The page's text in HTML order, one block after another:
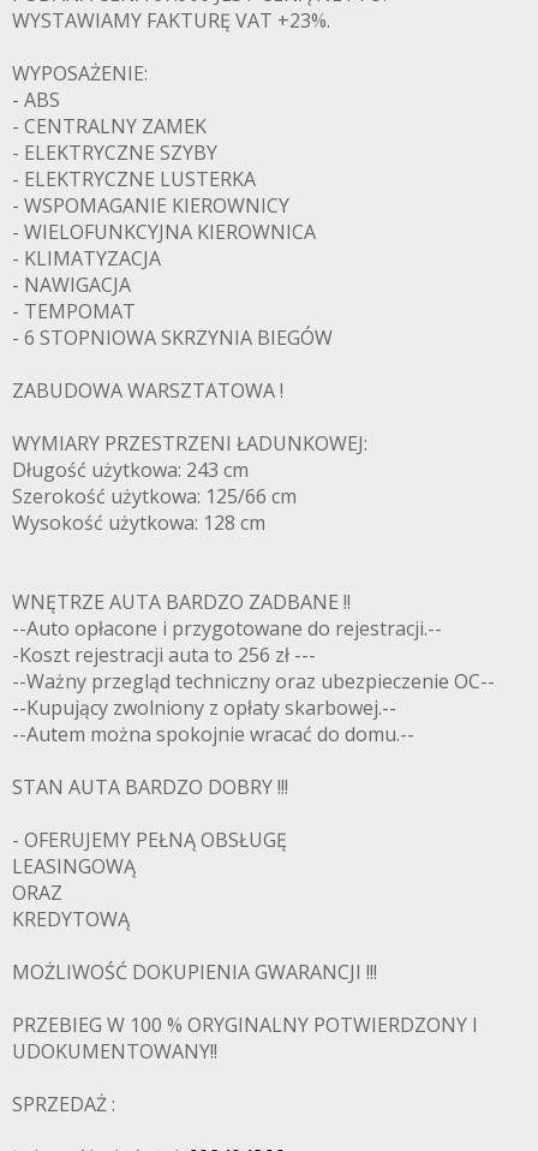
WYSTAWIAMY FAKTURĘ VAT +23%.
WYPOSAŻENIE:
- ABS
- CENTRALNY ZAMEK
- ELEKTRYCZNE SZYBY
- ELEKTRYCZNE LUSTERKA
- WSPOMAGANIE KIEROWNICY
- WIELOFUNKCYJNA KIEROWNICA
- KLIMATYZACJA
- NAWIGACJA
- TEMPOMAT
- 6 STOPNIOWA SKRZYNIA BIEGÓW
ZABUDOWA WARSZTATOWA !
WYMIARY PRZESTRZENI ŁADUNKOWEJ:
Długość użytkowa: 243 cm
Szerokość użytkowa: 125/66 cm
Wysokość użytkowa: 128 cm
WNĘTRZE AUTA BARDZO ZADBANE !!
--Auto opłacone i przygotowane do rejestracji.--
-Koszt rejestracji auta to 256 zł ---
--Ważny przegląd techniczny oraz ubezpieczenie OC--
--Kupujący zwolniony z opłaty skarbowej.--
--Autem można spokojnie wracać do domu.--
STAN AUTA BARDZO DOBRY !!!
- OFERUJEMY PEŁNĄ OBSŁUGĘ
LEASINGOWĄ
ORAZ
KREDYTOWĄ
MOŻLIWOŚĆ DOKUPIENIA GWARANCJI !!!
PRZEBIEG W 100 % ORYGINALNY POTWIERDZONY I
UDOKUMENTOWANY!!
SPRZEDAŻ :